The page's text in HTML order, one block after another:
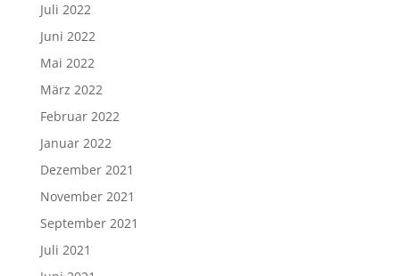
Juli 2022
Juni 2022
Mai 2022
März 2022
Februar 2022
Januar 2022
Dezember 2021
November 2021
September 2021
Juli 2021